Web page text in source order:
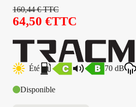
160,44€TTC
64,50 €TTC
Été 70 dB
Disponible